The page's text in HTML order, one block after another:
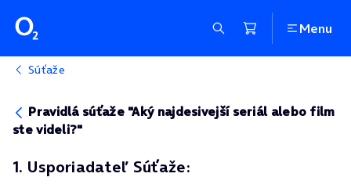
Menu
Súťaže
Pravidlá súťaže "Aký najdesivejší seriál alebo film
ste videli?"
1. Usporiadateľ Súťaže: